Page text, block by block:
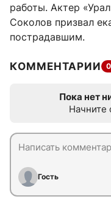
работы. Актер
Соколов призвал
пострадавшим.
КОММЕНТАРИИ 0
Пока нет
Начните
Гость